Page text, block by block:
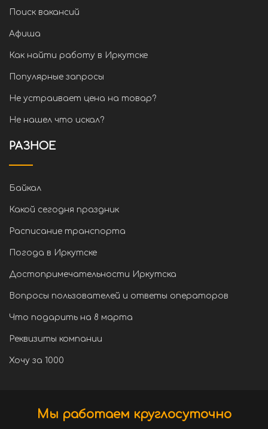
Поиск вакансий
Афиша
Как найти работу в Иркутске
Популярные запросы
Не устраивает цена на товар?
Не нашел что искал?
РАЗНОЕ
Байкал
Какой сегодня праздник
Расписание транспорта
Погода в Иркутске
Достопримечательности Иркутска
Вопросы пользователей и ответы операторов
Что подарить на 8 марта
Реквизиты компании
Хочу за 1000
Мы работаем круглосуточно